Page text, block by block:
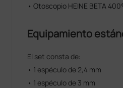
• Otoscopio HEINE BETA
Equipamiento
El set consta de:
• 1 espéculo de 2,4 mm
• 1 espéculo de 3 mm